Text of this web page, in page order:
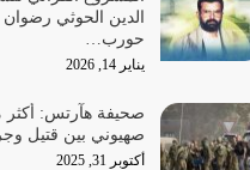
على أصله وأعرض نفسك، وأعرض
يوليو 27, 2026
عندما يكون عدوك هو عدو الله
الضعف فيه كثيرة وسينصرك الله
يوليو 26, 2026
الدين الحوثي
حورب…
يناير 14, 2026
صهيوني بين قتيل
أكتوبر 31, 2025